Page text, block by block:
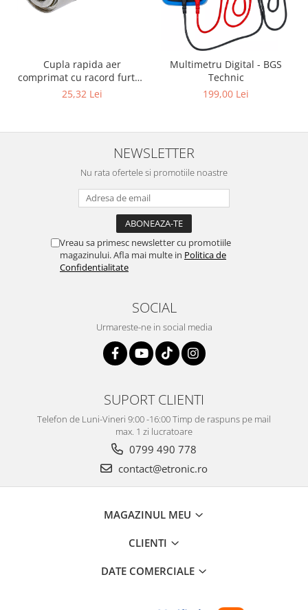
Cupla rapida aer
comprimat cu racord furtun
8 mm (5/16") | SUA / Franta
25,32 Lei
Multimetru Digital - BGS
Technic
199,00 Lei
NEWSLETTER
Nu rata ofertele si promotiile noastre
Vreau sa primesc newsletter cu promotiile
magazinului. Afla mai multe in Politica de
Confidentialitate
SOCIAL
Urmareste-ne in social media
SUPORT CLIENTI
Telefon de Luni-Vineri 9:00 -16:00 Timp de raspuns pe mail
max. 1 zi lucratoare
0799 490 778
contact@etronic.ro
MAGAZINUL MEU
CLIENTI
DATE COMERCIALE